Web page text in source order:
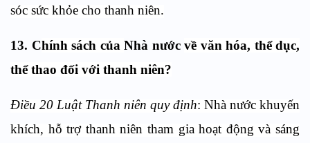
sóc sức khỏe cho thanh niên.
13. Chính sách của Nhà nước về văn hóa, thể dục,
thể thao đối với thanh niên?
Điều 20 Luật Thanh niên quy định: Nhà nước khuyến
khích, hỗ trợ thanh niên tham gia hoạt động và sáng